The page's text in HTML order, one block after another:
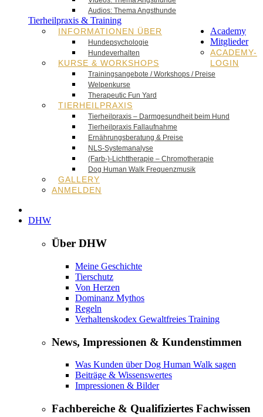
Audios: Thema Angsthunde
Tierheilpraxis & Training
INFORMATIONEN ÜBER
Hundepsychologie
Hundeverhalten
KURSE & WORKSHOPS
Trainingsangebote / Workshops / Preise
Welpenkurse
Therapeutic Fun Yard
TIERHEILPRAXIS
Tierheilpraxis – Darmgesundheit beim Hund
Tierheilpraxis Fallaufnahme
Ernährungsberatung & Preise
NLS-Systemanalyse
(Farb-)-Lichttherapie – Chromotherapie
Dog Human Walk Frequenzmusik
GALLERY
Academy
Mitglieder
ACADEMY-
LOGIN
ANMELDEN
DHW
Über DHW
Meine Geschichte
Tierschutz
Von Herzen
Dominanz Mythos
Regeln
Verhaltenskodex Gewaltfreies Training
News, Impressionen & Kundenstimmen
Was Kunden über Dog Human Walk sagen
Beiträge & Wissenswertes
Impressionen & Bilder
Fachbereiche & Qualifiziertes Fachwissen